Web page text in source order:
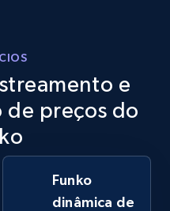
name, Seller rating,
Root category, and
Comece agora
e
preços do
Funko
dinâmica de